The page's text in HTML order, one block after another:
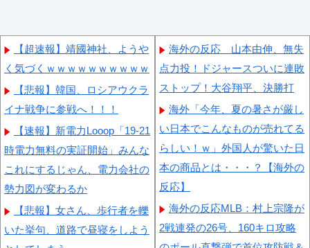
【超速報】靖國神社、ようや
く気づくｗｗｗｗｗｗｗｗｗｗ
【悲報】韓国、ロシアウクラ
イナ戦争に参戦へ！！！
【速報】新電力Looop「19-21
時電力無料の実証開始」みんな
これにするじゃん、電力会社の
勢力図が変わるか
【悲報】女さん、歩行者を轢
いた挙句、道路で昼寝をしよう
海外の反応 山本由伸、無失
点力投！ドジャースついに連敗
ストップ！大谷翔平、決勝打
海外「今年、夏の暑さが厳し
い日本でこんなものが売れてる
らしい！ｗ」外国人が驚いた日
本の商品とは・・・？【海外の
反応】
海外の反応MLB：村上宗隆が
2戦連発の26号、160キロ攻略